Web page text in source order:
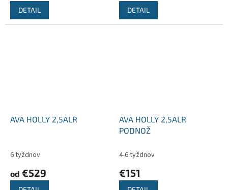
DETAIL DETAIL
AVA HOLLY 2,5ALR
6 tyždnov
od €529
AVA HOLLY 2,5ALR
PODNOŽ
4-6 tyždnov
€151